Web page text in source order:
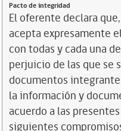
Pacto de integridad
El oferente declara
acepta expresamente
con todas y cada una
perjuicio de las que se
documentos
la información y
acuerdo a las
siguientes